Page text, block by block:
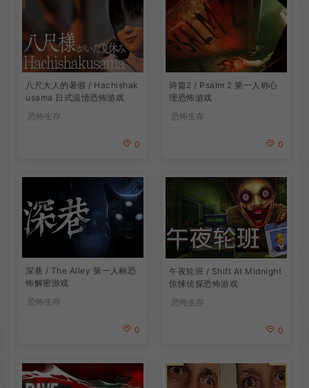
八尺大人的暑假 / Hachishak
usama 日式温情恐怖游戏
恐怖生存
0
诗篇2 / Psalm 2 第一人称心
理恐怖游戏
恐怖生存
0
深巷 / The Alley 第一人称恐
怖解密游戏
恐怖生存
0
午夜轮班 / Shift At Midnight
惊悚侦探恐怖游戏
恐怖生存
0